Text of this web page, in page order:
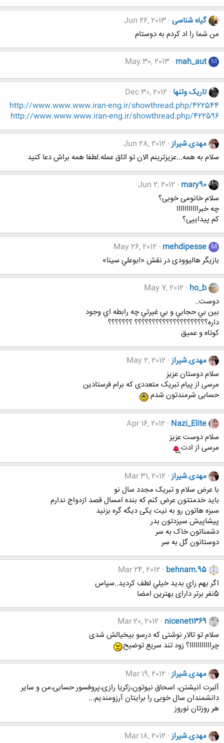
گیاه شناسی Jun 26, 2013
من شما را اد کردم به دوستام
M
mah_aut
May 30, 2013
تاریک وتنها Dec 30, 2012
http://www.www.www.iran-eng.ir/showthread.php/422544
http://www.www.www.iran-eng.ir/showthread.php/422596
مهدی.شیراز Jun 28, 2012
سلام به همه...عزیزترینم الان تو اتاق عمله.لطفا همه براش دعا کنید
mary90
Jun 2, 2012
سلام خانومی خوبی؟
چه خبرااااااااااا
کم پیداییی؟
M
mehdipesse
May 26, 2012
بازیگر هالیوودی در نقش «ابوعلي سينا»
ho_b
May 7, 2012
دوست..
بين بي حجابي و بي غيرتي چه رابطه اي وجود
داره؟؟؟؟؟؟؟؟؟؟؟؟؟؟؟؟؟؟؟؟؟ ؟؟؟؟؟؟؟
کوتاه و عمیق
مهدی.شیراز May 2, 2012
سلام دوستان عزیز
مرسی از پیام تبریک متعددی که برام فرستادین
حسابی شرمندتون شدم
Nazi_Elite
Apr 16, 2012
سلام دوست عزیز
مرسی از ادت
مهدی.شیراز Mar 31, 2012
با عرض سلام و تبریک مجدد سال نو
باید خدمتتون عرض کنم که بنده امسال قصد ازدواج ندارم
سبزه هاتون رو به نیت یکی دیگه گره بزنید
پیشاپیش سیزدتون بدر
دشمناتون خاک به سر
دوستاتون گل به سر
behnam.95
Mar 24, 2012
اگر بهم راي بديد خيلي لطف كرديد..سپاس
5نفر برتر دارای بهترین امضا
nicenet1369
Mar 20, 2012
سلام تو تالار نوشتی که درسو بیخیالش شدی
چرااااااااااا؟ زود تند سریع توضیح
مهدی.شیراز Mar 19, 2012
آلبرت انیشتن، اسحاق نیوتون،زکریا رازی،پروفسور حسابی،من و سایر
دانشمندان سال خوبی را برایتان آرزومندیم...
هر روزتان نوروز
مهدی.شیراز Mar 18, 2012